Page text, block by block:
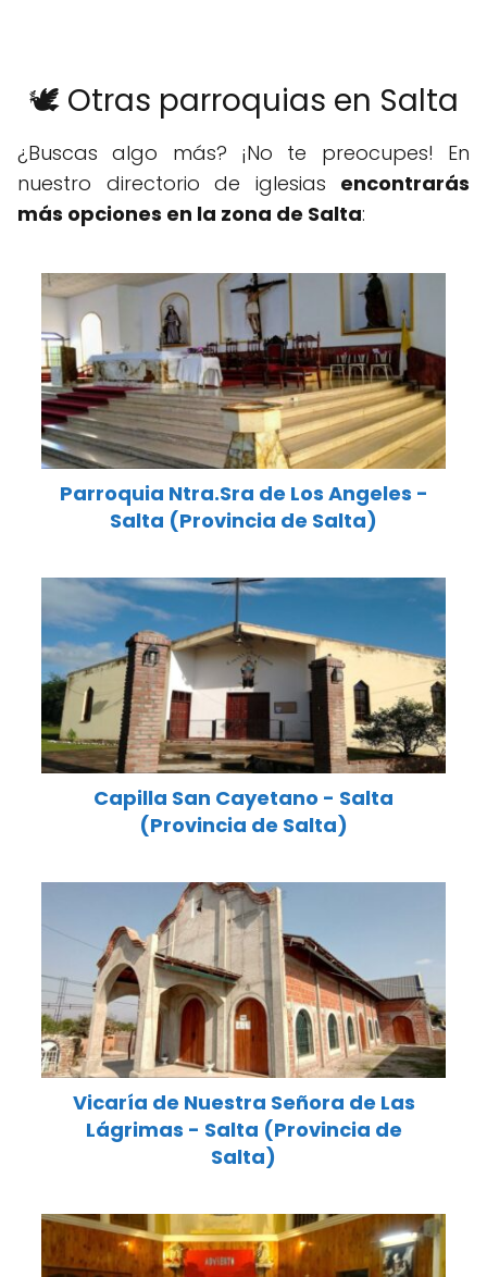
🕊️ Otras parroquias en Salta
¿Buscas algo más? ¡No te preocupes! En
nuestro directorio de iglesias encontrarás
más opciones en la zona de Salta:
Parroquia Ntra.Sra de Los Angeles -
Salta (Provincia de Salta)
Capilla San Cayetano - Salta
(Provincia de Salta)
Vicaría de Nuestra Señora de Las
Lágrimas - Salta (Provincia de
Salta)